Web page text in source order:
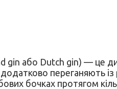
gin або Dutch gin) — це
переганяють із
бочках протягом